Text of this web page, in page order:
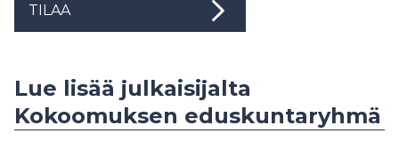
TILAA
Lue lisää julkaisijalta
Kokoomuksen eduskuntaryhmä